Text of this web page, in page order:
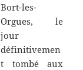
Bort-les-
Orgues, le
jour
définitivemen
t tombé aux